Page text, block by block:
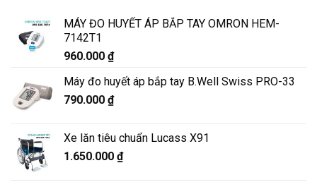
MÁY ĐO HUYẾT ÁP BẮP TAY OMRON HEM-
7142T1
960.000 ₫
Máy đo huyết áp bắp tay B.Well Swiss PRO-33
790.000 ₫
Xe lăn tiêu chuẩn Lucass X91
1.650.000 ₫